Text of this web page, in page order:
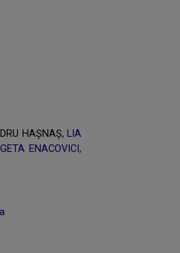
HAȘNAŞ, LIA
GETA ENACOVICI,